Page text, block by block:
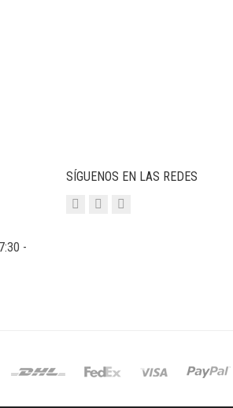
-
SÍGUENOS EN LAS REDES